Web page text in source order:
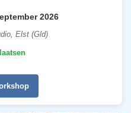
2026
Elst (Gld)